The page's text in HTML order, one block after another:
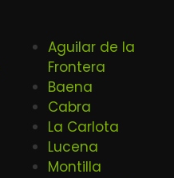
Aguilar de la
Frontera
Baena
Cabra
La Carlota
Lucena
Montilla